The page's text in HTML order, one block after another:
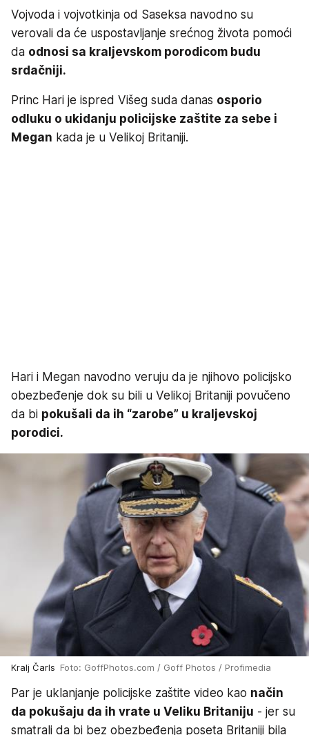
Vojvoda i vojvotkinja od Saseksa navodno su
verovali da će uspostavljanje srećnog života pomoći
da odnosi sa kraljevskom porodicom budu
srdačniji.
Princ Hari je ispred Višeg suda danas osporio
odluku o ukidanju policijske zaštite za sebe i
Megan kada je u Velikoj Britaniji.
Hari i Megan navodno veruju da je njihovo policijsko
obezbeđenje dok su bili u Velikoj Britaniji povučeno
da bi pokušali da ih “zarobe” u kraljevskoj
porodici.
Kralj Čarls Foto: GoffPhotos.com / Goff Photos / Profimedia
Par je uklanjanje policijske zaštite video kao način
da pokušaju da ih vrate u Veliku Britaniju - jer su
smatrali da bi bez obezbeđenja poseta Britaniji bila